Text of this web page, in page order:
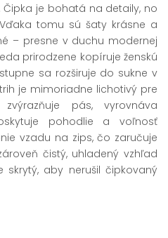
je bohatá na detaily, no
tomu sú šaty krásne a
– presne v duchu modernej
prirodzene kopíruje ženskú
sa rozširuje do sukne v
je mimoriadne lichotivý pre
pás, vyrovnáva
pohodlie a voľnosť
vzadu na zips, čo zaručuje
čistý, uhladený vzhľad
aby nerušil čipkovaný